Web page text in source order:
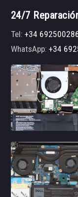
24/7
Tel:+34
WhatsApp:+34